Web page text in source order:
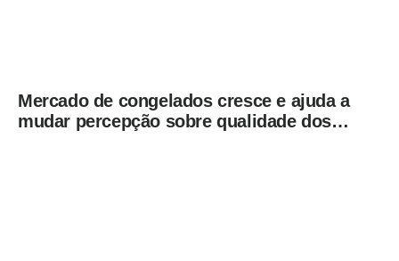
Mercado de congelados cresce e ajuda a
mudar percepção sobre qualidade dos